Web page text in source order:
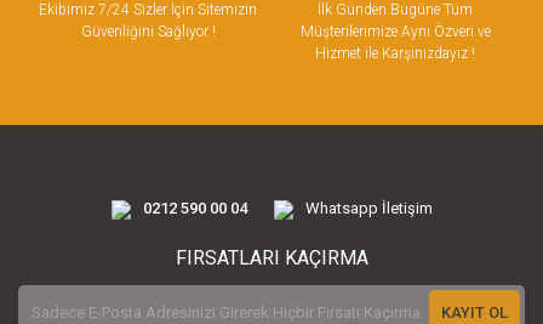
Ekibimiz 7/24 Sizler İçin Sitemizin
Güvenliğini Sağlıyor !
İlk Günden Bugüne Tüm
Müşterilerimize Aynı Özveri ve
Hizmet ile Karşınızdayız !
0212 590 00 04 Whatsapp İletişim
FIRSATLARI KAÇIRMA
KAYIT OL